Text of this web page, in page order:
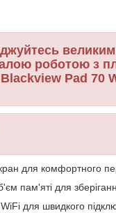
роботою з
Blackview Pad 70
для комфортного
пам'яті для
для швидкого